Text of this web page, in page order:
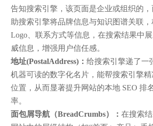
告知搜索引擎，该页面是企业或组织的
助搜索引擎将品牌信息与知识图谱关联，
Logo、联系方式等信息，在搜索结果中
威信息，增强用户信任感。
地址(PostalAddress)： 给搜索引擎递了一
机器可读的数字化名片，能帮搜索引擎
位置，从而显著提升网站的本地 SEO 排
率。
面包屑导航（BreadCrumbs）： 在搜索